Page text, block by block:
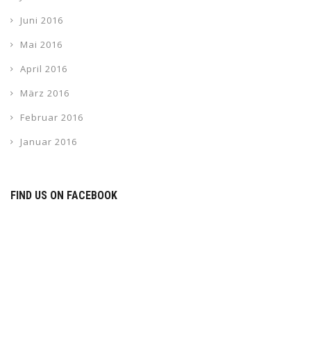
Juni 2016
Mai 2016
April 2016
März 2016
Februar 2016
Januar 2016
FIND US ON FACEBOOK